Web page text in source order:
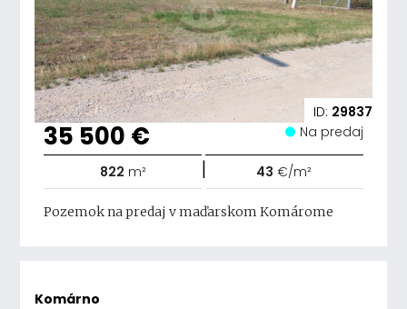
ID: 29837
35 500 € Na predaj
822 m² | 43 €/m²
Pozemok na predaj v maďarskom Komárome
Komárno